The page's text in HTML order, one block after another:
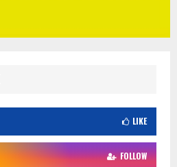
LIKE
FOLLOW